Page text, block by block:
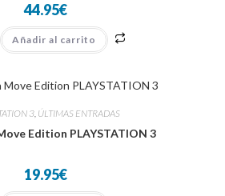
44.95€
Añadir al carrito
3, ÚLTIMAS ENTRADAS
Edition PLAYSTATION 3
19.95€